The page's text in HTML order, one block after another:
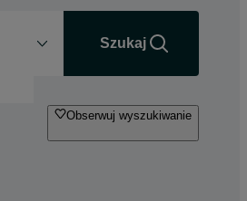
Szukaj
Obserwuj wyszukiwanie